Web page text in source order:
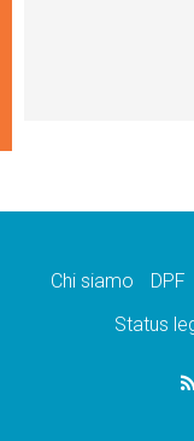
Chi siamo DPF
Status